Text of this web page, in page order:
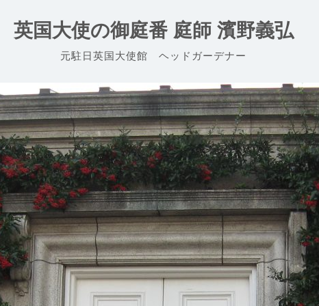
英国大使の御庭番 庭師 濱野義弘
元駐日英国大使館 ヘッドガーデナー